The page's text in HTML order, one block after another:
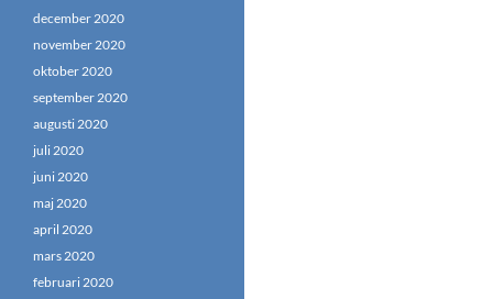
december 2020
november 2020
oktober 2020
september 2020
augusti 2020
juli 2020
juni 2020
maj 2020
april 2020
mars 2020
februari 2020